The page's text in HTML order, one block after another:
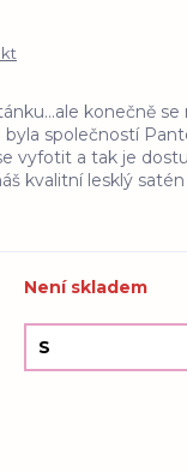
konečně se
byla společností
vyfotit a tak je
kvalitní lesklý satén
Není skladem